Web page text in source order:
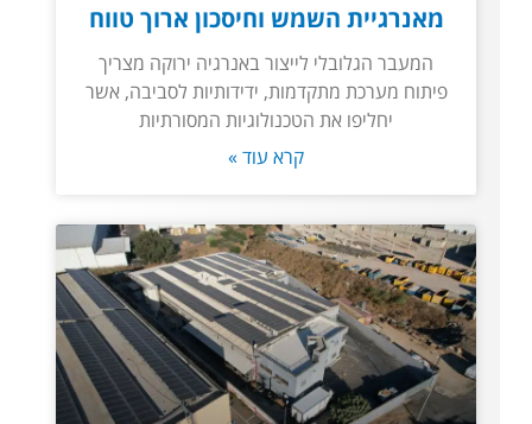
מאנרגיית השמש וחיסכון ארוך טווח
המעבר הגלובלי לייצור באנרגיה ירוקה מצריך
פיתוח מערכת מתקדמות, ידידותיות לסביבה, אשר
יחליפו את הטכנולוגיות המסורתיות
קרא עוד »